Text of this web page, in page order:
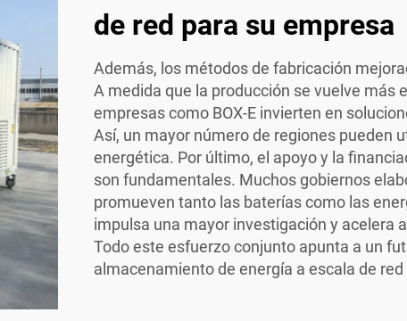
de red para su empresa
Además, los métodos de fabricación
A medida que la producción se vuelve más
empresas como BOX-E invierten en
Así, un mayor número de regiones pueden
energética. Por último, el apoyo y la
son fundamentales. Muchos gobiernos
promueven tanto las baterías como las
impulsa una mayor investigación y acelera
Todo este esfuerzo conjunto apunta a un
almacenamiento de energía a escala de